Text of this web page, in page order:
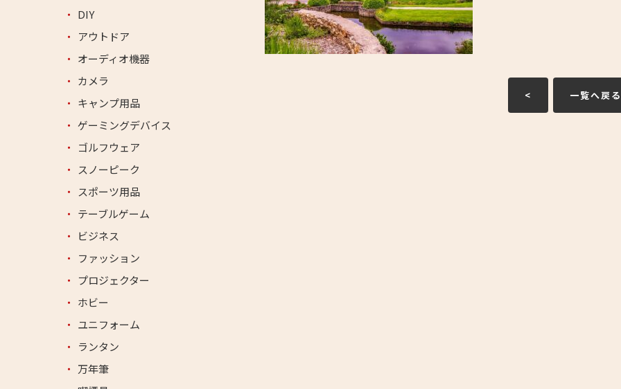
< 一覧へ戻る
DIY
アウトドア
オーディオ機器
カメラ
キャンプ用品
ゲーミングデバイス
ゴルフウェア
スノーピーク
スポーツ用品
テーブルゲーム
ビジネス
ファッション
プロジェクター
ホビー
ユニフォーム
ランタン
万年筆